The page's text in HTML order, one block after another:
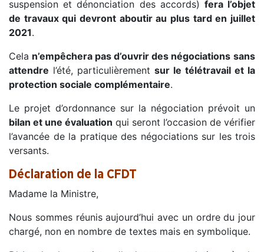
suspension et dénonciation des accords) fera l’objet
de travaux qui devront aboutir au plus tard en juillet
2021.
Cela n’empêchera pas d’ouvrir des négociations sans
attendre l’été, particulièrement sur le télétravail et la
protection sociale complémentaire.
Le projet d’ordonnance sur la négociation prévoit un
bilan et une évaluation qui seront l’occasion de vérifier
l’avancée de la pratique des négociations sur les trois
versants.
Déclaration de la CFDT
Madame la Ministre,
Nous sommes réunis aujourd’hui avec un ordre du jour
chargé, non en nombre de textes mais en symbolique.